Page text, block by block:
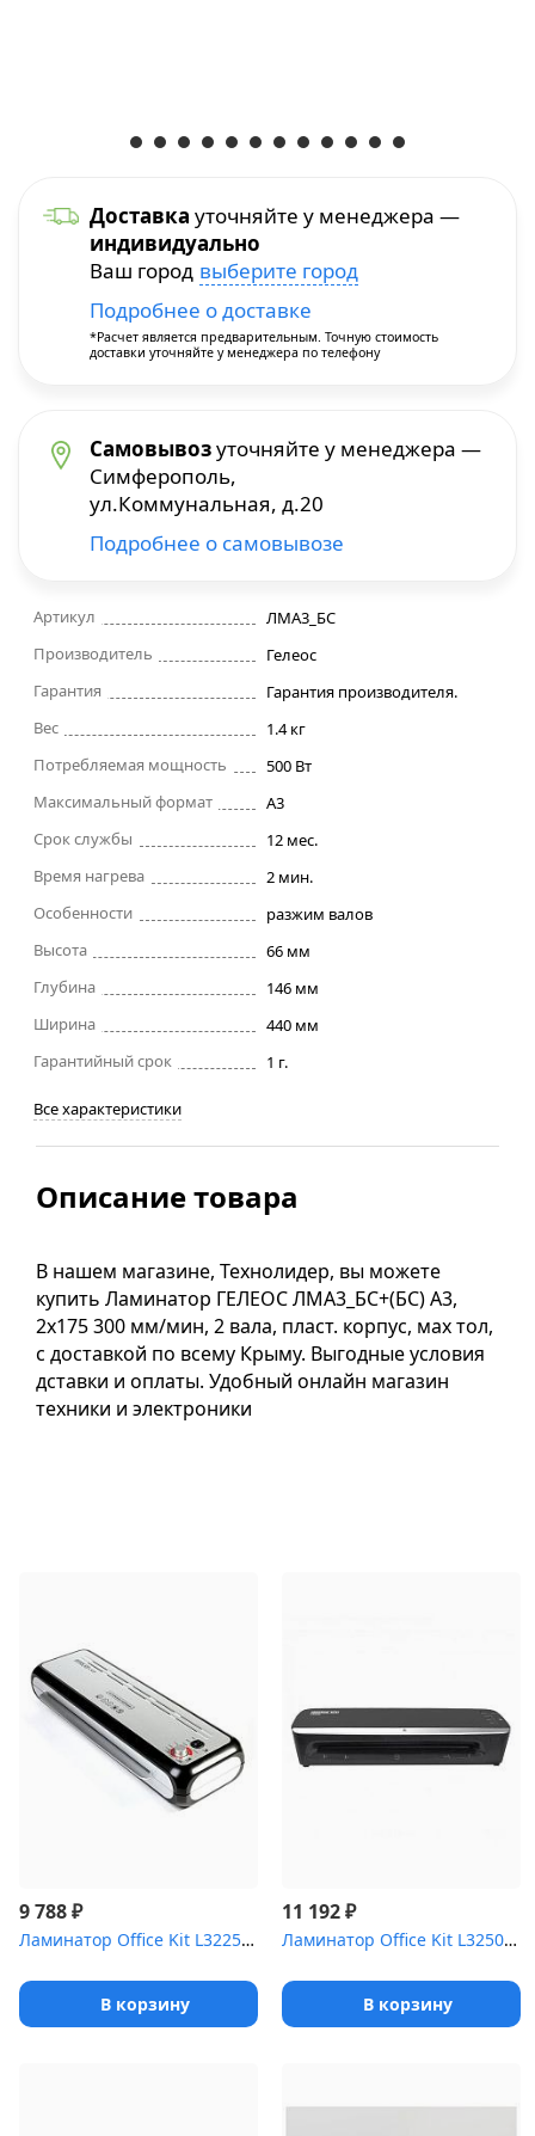
Артикул
ЛМA3_БС
Производитель
Гелеос
Гарантия
Гарантия производителя.
Вес
1.4 кг
Потребляемая мощность
500 Вт
Максимальный формат
A3
Срок службы
12 мес.
Время нагрева
2 мин.
Особенности
разжим валов
Высота
66 мм
Глубина
146 мм
Ширина
440 мм
Гарантийный срок
1 г.
Все характеристики
Доставка уточняйте у менеджера —
индивидуально
Ваш город выберите город
Подробнее о доставке
*Расчет является предварительным. Точную стоимость
доставки уточняйте у менеджера по телефону
Самовывозуточняйте у менеджера —
Симферополь,
ул.Коммунальная, д.20
Подробнее о самовывозе
Описание товара
В нашем магазине, Технолидер, вы можете
купить Ламинатор ГЕЛЕОС ЛМA3_БС+(БС) А3,
2х175 300 мм/мин, 2 вала, пласт. корпус, мах тол,
с доставкой по всему Крыму. Выгодные условия
дставки и оплаты. Удобный онлайн магазин
техники и электроники
9 788₽
Ламинатор Office Kit L3225 A3 2x250 (60-250)мкм 37.5см/мин (4 вал...
В корзину
11 192₽
Ламинатор Office Kit L3250 черный A3 (60-125мкм) 50см/мин (4вал.)...
В корзину
Столовые приборы
Термосы
Пилы и плиткорезы
Прочие инструменты
Сварочное оборудование
Фрезеры
Штроборезы
Шуруповерты и электроотвертки
Электрорубанки
Инверторы